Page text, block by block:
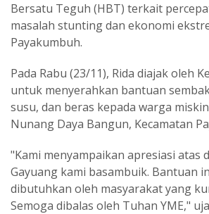
Bersatu Teguh (HBT) terkait
masalah stunting dan ekonomi
Payakumbuh.
Pada Rabu (23/11), Rida diajak oleh
untuk menyerahkan bantuan
susu, dan beras kepada warga
Nunang Daya Bangun, Kecamatan
"Kami menyampaikan apresiasi atas
Gayuang kami basambuik. Bantuan
dibutuhkan oleh masyarakat yang
Semoga dibalas oleh Tuhan YME,"